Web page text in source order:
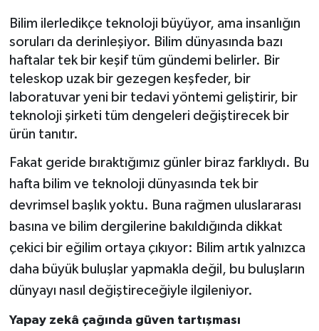
Bilim ilerledikçe teknoloji büyüyor, ama insanlığın
soruları da derinleşiyor. Bilim dünyasında bazı
haftalar tek bir keşif tüm gündemi belirler. Bir
teleskop uzak bir gezegen keşfeder, bir
laboratuvar yeni bir tedavi yöntemi geliştirir, bir
teknoloji şirketi tüm dengeleri değiştirecek bir
ürün tanıtır.
Fakat geride bıraktığımız günler biraz farklıydı. Bu
hafta bilim ve teknoloji dünyasında tek bir
devrimsel başlık yoktu. Buna rağmen uluslararası
basına ve bilim dergilerine bakıldığında dikkat
çekici bir eğilim ortaya çıkıyor: Bilim artık yalnızca
daha büyük buluşlar yapmakla değil, bu buluşların
dünyayı nasıl değiştireceğiyle ilgileniyor.
Yapay zekâ çağında güven tartışması
İlçe Haberleri
Keşfet
Kültür & Sanat
Magazin
Resmi İlanlar
Sağlık
Seri İlan
Sokak Hayvanlarını Sahiplendirme